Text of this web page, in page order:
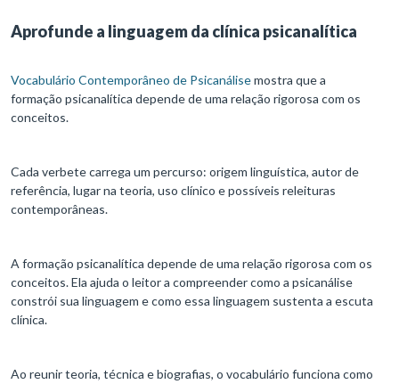
Aprofunde a linguagem da clínica psicanalítica
Vocabulário Contemporâneo de Psicanálisemostra que a
formação psicanalítica depende de uma relação rigorosa com os
conceitos.
Cada verbete carrega um percurso: origem linguística, autor de
referência, lugar na teoria, uso clínico e possíveis releituras
contemporâneas.
A formação psicanalítica depende de uma relação rigorosa com os
conceitos. Ela ajuda o leitor a compreender como a psicanálise
constrói sua linguagem e como essa linguagem sustenta a escuta
clínica.
Ao reunir teoria, técnica e biografias, o vocabulário funciona como